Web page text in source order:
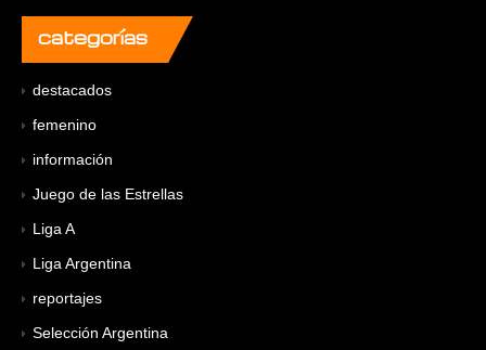
categorías
destacados
femenino
información
Juego de las Estrellas
Liga A
Liga Argentina
reportajes
Selección Argentina